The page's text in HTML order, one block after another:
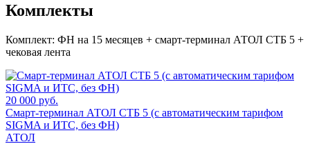
Комплекты
Комплект: ФН на 15 месяцев + смарт-терминал АТОЛ СТБ 5 +
чековая лента
20 000 руб.
Смарт-терминал АТОЛ СТБ 5 (с автоматическим тарифом
SIGMA и ИТС, без ФН)
АТОЛ